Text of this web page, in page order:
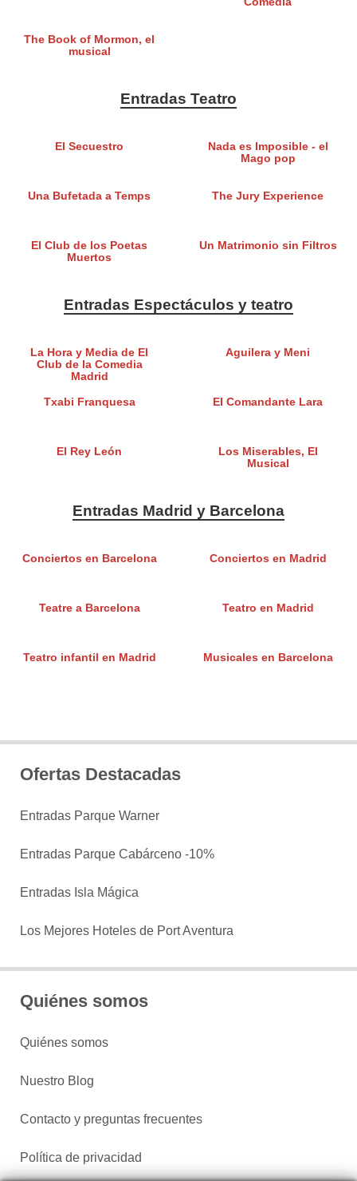
The Book of Mormon, el
musical
Entradas Teatro
El Secuestro
Nada es Imposible - el
Mago pop
Una Bufetada a Temps The Jury Experience
El Club de los Poetas
Muertos
Un Matrimonio sin Filtros
Entradas Espectáculos y teatro
La Hora y Media de El
Club de la Comedia
Madrid
Aguilera y Meni
Txabi Franquesa El Comandante Lara
El Rey León
Los Miserables, El
Musical
Entradas Madrid y Barcelona
Conciertos en Barcelona Conciertos en Madrid
Teatre a Barcelona Teatro en Madrid
Teatro infantil en Madrid Musicales en Barcelona
Ofertas Destacadas
Entradas Parque Warner
Entradas Parque Cabárceno -10%
Entradas Isla Mágica
Los Mejores Hoteles de Port Aventura
Quiénes somos
Quiénes somos
Nuestro Blog
Contacto y preguntas frecuentes
Política de privacidad